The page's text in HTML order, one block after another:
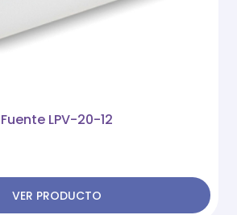
Fuente LPV-20-12
VER PRODUCTO